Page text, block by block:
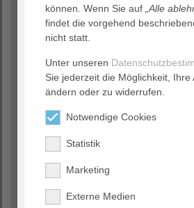
Gehobene Wohnkultur
können. Wenn Sie auf „Alle
findet die vorgehend
nicht statt.
Unter unseren
Sie jederzeit die Möglichkeit, Ihre
ändern oder zu widerrufen.
Notwendige Cookies
Statistik
Marketing
Externe Medien